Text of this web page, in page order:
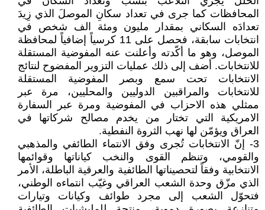
المحافظات كما جرى في تعداد سكانِ الموصلَ الذي زِيدَ
تعدادَه السكاني بمقدار مليون ومئة الف شخص في
انتخابات سابقة، فحصل على 11 كرسياً إضافياً لمحافظة
الموصل، وهو ما أكّدته وأعلنت عنه المفوضية المستقلة
للانتخابات. أضف إلى ذلك عمليات التزوير المفضوح لنتائج
الانتخابات تحت سمع وبصر المفوضية المستقلة
للانتخابات والمراقبين الدوليين والمحليين، مرة عبر
ممثلي هذه الاحزاب في المفوضية ومرة عبر السفارة
الامريكية التي تختار من يخدم مصالح شركاتها في
العراق ويؤمّن لها نهب الثروة النفطية.
3- إنّ الانتخابات تُجرى وفق الانتماء الطائفي والمذهبي
والقومي، وتنظم القوى والنخب كياناتها وقوائمها
الانتخابية وفقاً لتحصيناتها الطائفية والعرقية الباطلة، الأمر
الذي مزّق وحدة الشعب العراقي وغيّب انتماءه الوطني،
فتحوّل الشعب إلى مجرد طوائف وكيانات وتيارات